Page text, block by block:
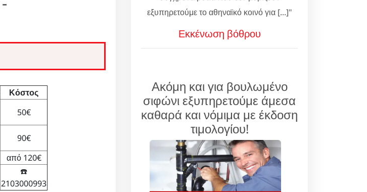
Κόστος
50€
90€
από 120€
☎️
2103000993
εξυπηρετούμε το αθηναϊκό κοινό για [...]"
Εκκένωση βόθρου
Ακόμη και για βουλωμένο
σιφώνι εξυπηρετούμε άμεσα
καθαρά και νόμιμα με έκδοση
τιμολογίου!